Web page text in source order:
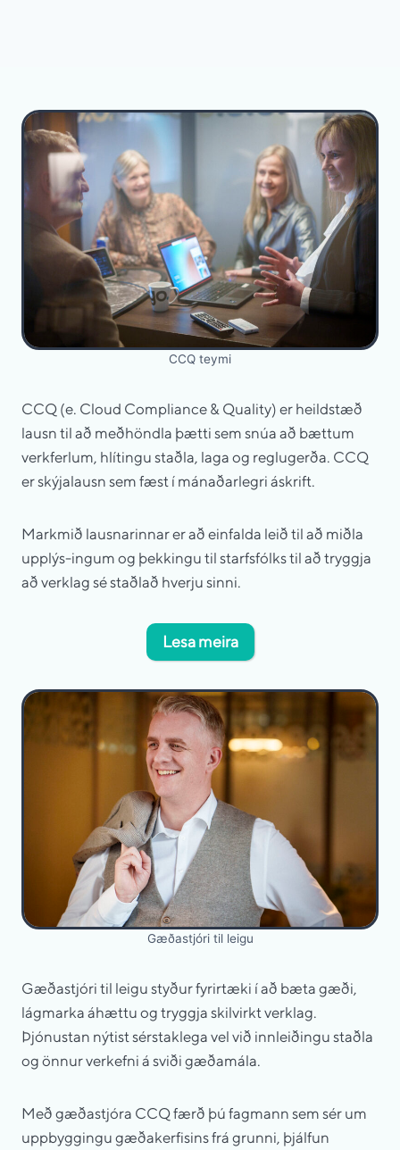
CCQ teymi
CCQ (e. Cloud Compliance & Quality) er heildstæð
lausn til að meðhöndla þætti sem snúa að bættum
verkferlum, hlítingu staðla, laga og reglugerða. CCQ
er skýjalausn sem fæst í mánaðarlegri áskrift.
Markmið lausnarinnar er að einfalda leið til að miðla
upplýs-ingum og þekkingu til starfsfólks til að tryggja
að verklag sé staðlað hverju sinni.
Lesa meira
Gæðastjóri til leigu
Gæðastjóri til leigu styður fyrirtæki í að bæta gæði,
lágmarka áhættu og tryggja skilvirkt verklag.
Þjónustan nýtist sérstaklega vel við innleiðingu staðla
og önnur verkefni á sviði gæðamála.
Með gæðastjóra CCQ færð þú fagmann sem sér um
uppbyggingu gæðakerfisins frá grunni, þjálfun